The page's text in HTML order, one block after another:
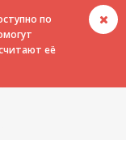
по
её